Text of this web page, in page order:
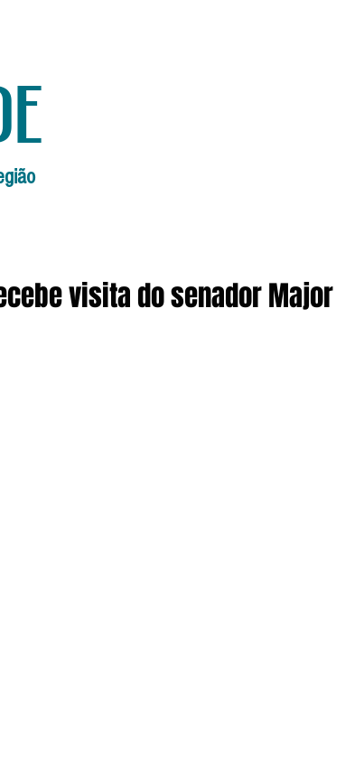
visita do senador Major